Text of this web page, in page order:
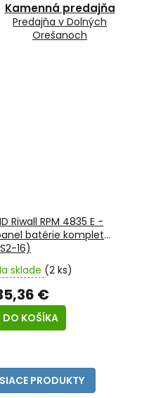
Kamenná predajňa
Predajňa v Dolných
Orešanoch
Riwall RPM 4835 E -
batérie komplet
16)
sklade (2 ks)
€
DO KOŠÍKA
PRODUKTY